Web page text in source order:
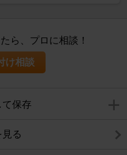
ら、プロに相談！
け相談
て保存
る